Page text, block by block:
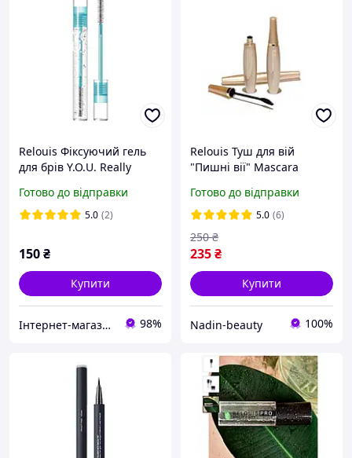
Relouis Фіксуючий гель
для брів Y.O.U. Really
Готово до відправки
5.0 (2)
150₴
Купити
Інтернет-магазин косметики "Lushlume" 98%
Relouis Туш для вій
"Пишні вії" Mascara
Готово до відправки
5.0 (6)
235₴
250 ₴
Купити
Nadin-beauty 100%